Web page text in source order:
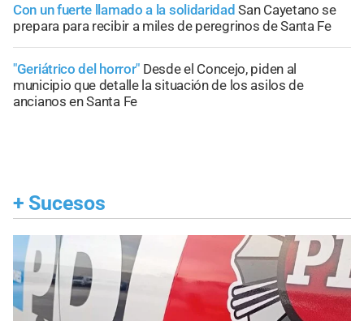
Con un fuerte llamado a la solidaridad San Cayetano se
prepara para recibir a miles de peregrinos de Santa Fe
"Geriátrico del horror" Desde el Concejo, piden al
municipio que detalle la situación de los asilos de
ancianos en Santa Fe
+ Sucesos